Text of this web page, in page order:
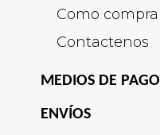
Como
Contactenos
MEDIOS DE PAGO
ENVÍOS